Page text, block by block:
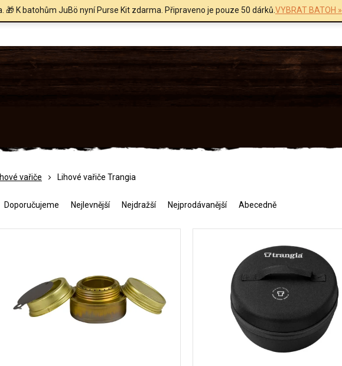
🎁 K batohům JuBö nyní Purse Kit zdarma. Připraveno je pouze 50 dárků.VYBRAT BATOH »
vařiče Lihové vařiče Trangia
Doporučujeme Nejlevnější Nejdražší Nejprodávanější Abecedně